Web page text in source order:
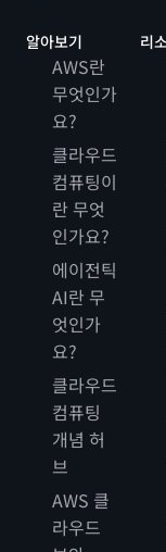
알아보기
AWS란
무엇인가
요?
클라우드
컴퓨팅이
란 무엇
인가요?
에이전틱
AI란 무
엇인가
요?
클라우드
컴퓨팅
개념 허
브
AWS 클
라우드
리